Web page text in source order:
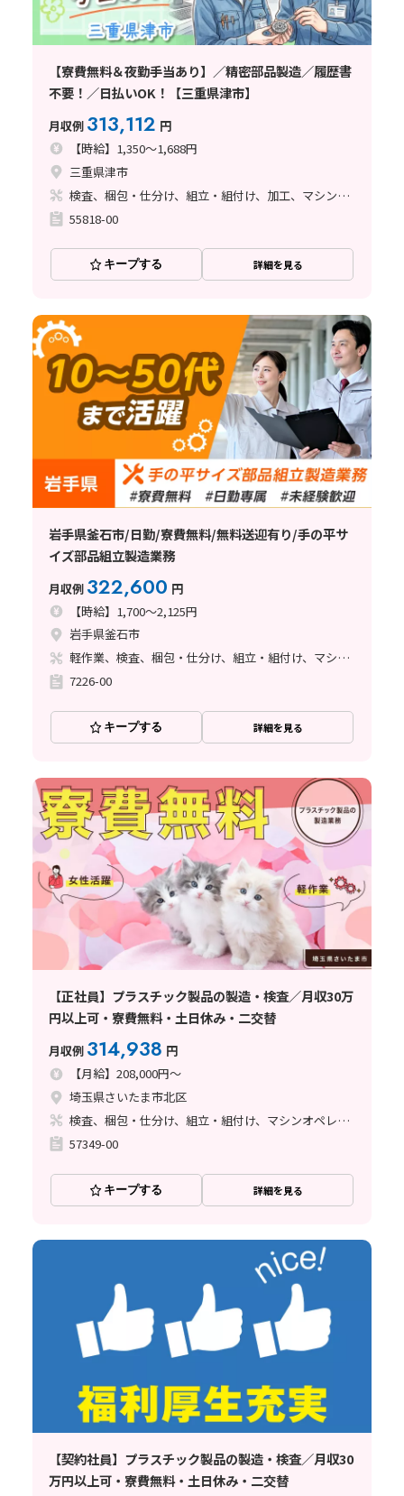
【寮費無料＆夜勤手当あり】／精密部品製造／履歴書
不要！／日払いOK！【三重県津市】
月収例 313,112 円
【時給】1,350～1,688円
三重県津市
検査、梱包・仕分け、組立・組付け、加工、マシンオペレーター、清掃・洗浄、品質管理、ライン作業、バリ取り
55818-00
キープする 詳細を見る
岩手県釜石市/日勤/寮費無料/無料送迎有り/手の平サ
イズ部品組立製造業務
月収例 322,600 円
【時給】1,700～2,125円
岩手県釜石市
軽作業、検査、梱包・仕分け、組立・組付け、マシンオペレーター、立ち作業
7226-00
キープする 詳細を見る
【正社員】プラスチック製品の製造・検査／月収30万
円以上可・寮費無料・土日休み・二交替
月収例 314,938 円
【月給】208,000円～
埼玉県さいたま市北区
検査、梱包・仕分け、組立・組付け、マシンオペレーター、クリーンルーム、ライン作業、立ち作業
57349-00
キープする 詳細を見る
【契約社員】プラスチック製品の製造・検査／月収30
万円以上可・寮費無料・土日休み・二交替